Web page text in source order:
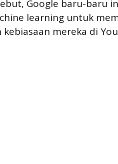
Google baru-baru
learning untuk
mereka di